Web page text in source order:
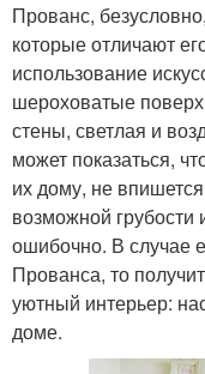
Прованс,
которые отличают
использование
шероховатые
стены, светлая и
может показаться,
их дому, не
возможной грубости
ошибочно. В случае
Прованса, то
уютный интерьер:
доме.